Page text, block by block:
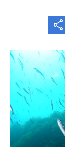
share